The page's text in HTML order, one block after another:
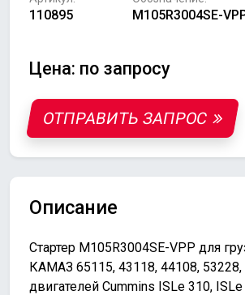
110895 M105R3004SE-
Цена: по запросу
ОТПРАВИТЬ ЗАПРОС
Описание
Стартер M105R3004SE-VPP для
КАМАЗ 65115, 43118, 44108, 53228,
двигателей Cummins ISLe 310,